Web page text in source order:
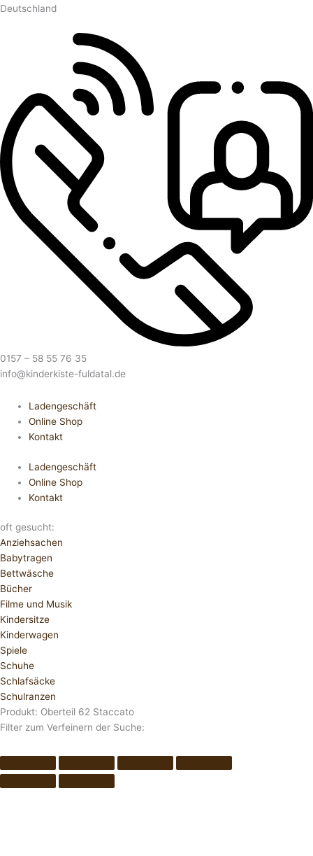
Deutschland
0157 – 58 55 76 35
info@kinderkiste-fuldatal.de
Ladengeschäft
Online Shop
Kontakt
Ladengeschäft
Online Shop
Kontakt
oft gesucht:
Anziehsachen
Babytragen
Bettwäsche
Bücher
Filme und Musik
Kindersitze
Kinderwagen
Spiele
Schuhe
Schlafsäcke
Schulranzen
Produkt: Oberteil 62 Staccato
Filter zum Verfeinern der Suche: